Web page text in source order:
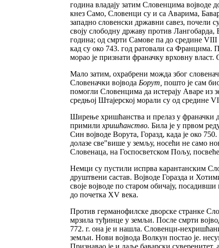
година владају затим Словенцима војводе
кнез Само, Словенци су и са Аварима,
западно словенски државни савез, почели
своју слободну државу против Лангобарда,
година; од смрти Самове па до средине VIII
кад су око 743. год ратовали са Францима.
морао је признати франачку врховну
Мало затим, охрабрени можда због
Словеначки војвода Борут, пошто је сам
помогли Словенцима да истерају Аваре из
средњој Штајерској морали су од средине
Ширење хришћанства и прелаз у франачки
примили хришћанство. Била је у првом
Син војводе Ворута, Горазд, када је око
долазе све"више у земљу, носећи не само
Словенаца, на Госпосветском Пољу,
Немци су пустили испрва карантанским
друштвени састав. Војводе Горазда и
своје војводе по старом обичају,
до почетка XV века.
Против германофилске дворске странке
мрзила туђинце у земљи. После смрти
772. г. она је и нашла. Словенци-
земљи. Нови војвода Волкун постао је.
Признавао је и даље баварски суверенитет,